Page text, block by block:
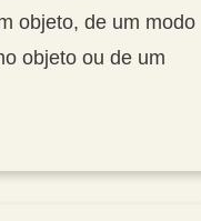
objeto, de um modo
objeto ou de um